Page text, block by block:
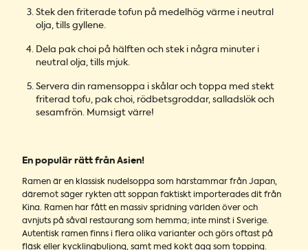
Stek den friterade tofun på medelhög värme i neutral
olja, tills gyllene.
Dela pak choi på hälften och stek i några minuter i
neutral olja, tills mjuk.
Servera din ramensoppa i skålar och toppa med stekt
friterad tofu, pak choi, rödbetsgroddar, salladslök och
sesamfrön. Mumsigt värre!
En populär rätt från Asien!
Ramen är en klassisk nudelsoppa som härstammar från Japan,
däremot säger rykten att soppan faktiskt importerades dit från
Kina. Ramen har fått en massiv spridning världen över och
avnjuts på såväl restaurang som hemma; inte minst i Sverige.
Autentisk ramen finns i flera olika varianter och görs oftast på
fläsk eller kycklingbuljong, samt med kokt ägg som topping.